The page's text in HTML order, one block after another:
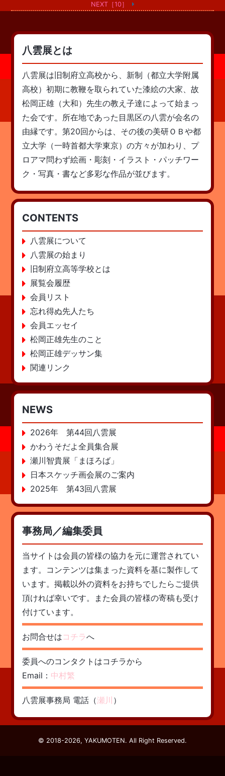
NEXT［10］
八雲展とは
八雲展は旧制府立高校から、新制（都立大学附属
高校）初期に教鞭を取られていた漆絵の大家、故
松岡正雄（大和）先生の教え子達によって始まっ
た会です。所在地であった目黒区の八雲が会名の
由縁です。第20回からは、その後の美研ＯＢや都
立大学（一時首都大学東京）の方々が加わり、プ
ロアマ問わず絵画・彫刻・イラスト・パッチワー
ク・写真・書など多彩な作品が並びます。
CONTENTS
八雲展について
八雲展の始まり
旧制府立高等学校とは
展覧会履歴
会員リスト
忘れ得ぬ先人たち
会員エッセイ
松岡正雄先生のこと
松岡正雄デッサン集
関連リンク
NEWS
2026年 第44回八雲展
かわうそだよ全員集合展
瀬川智貴展「まほろば」
日本スケッチ画会展のご案内
2025年 第43回八雲展
事務局／編集委員
当サイトは会員の皆様の協力を元に運営されてい
ます。コンテンツは集まった資料を基に製作して
います。掲載以外の資料をお持ちでしたらご提供
頂ければ幸いです。また会員の皆様の寄稿も受け
付けています。
お問合せはコチラへ
委員へのコンタクトはコチラから
Email： 中村繁
八雲展事務局 電話（瀬川 ）
© 2018-2026, YAKUMOTEN. All Right Reserved.